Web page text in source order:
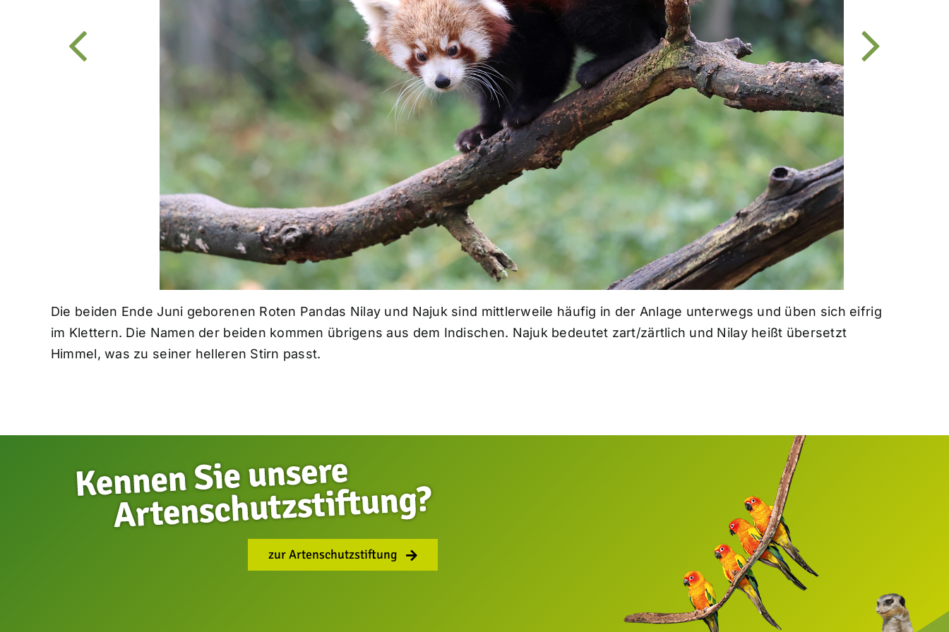
Die beiden Ende Juni geborenen Roten Pandas Nilay und Najuk sind mittlerweile häufig in der Anlage unterwegs und üben sich eifrig
im Klettern. Die Namen der beiden kommen übrigens aus dem Indischen. Najuk bedeutet zart/zärtlich und Nilay heißt übersetzt
Himmel, was zu seiner helleren Stirn passt.
zur Artenschutzstiftung